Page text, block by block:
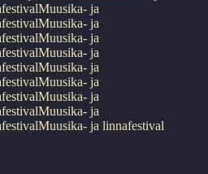
Muusika- ja
Muusika- ja
Muusika- ja
Muusika- ja
Muusika- ja
Muusika- ja
Muusika- ja
Muusika- ja
Muusika- ja linnafestival